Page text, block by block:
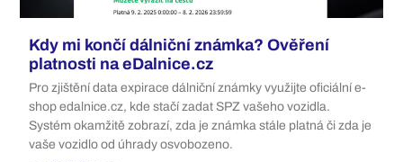
Kdy mi končí dálniční známka? Ověření
platnosti na eDalnice.cz
Pro zjištění data expirace dálniční známky využijte oficiální e-
shop edalnice.cz, kde stačí zadat SPZ vašeho vozidla.
Systém okamžitě zobrazí, zda je známka stále platná či zda je
vaše vozidlo od úhrady osvobozeno.